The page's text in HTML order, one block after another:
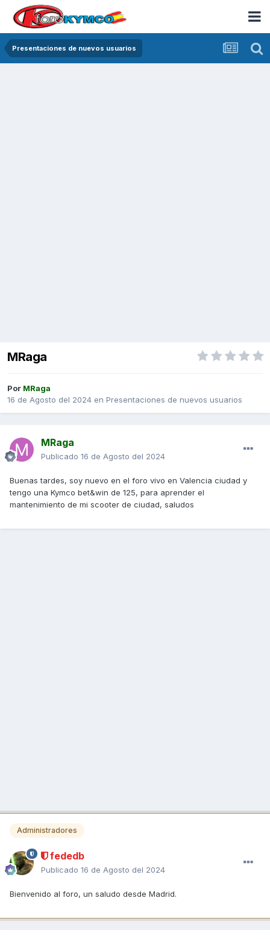
Presentaciones de nuevos usuarios
MRaga
Por MRaga
16 de Agosto del 2024 en Presentaciones de nuevos usuarios
MRaga
Publicado 16 de Agosto del 2024
Buenas tardes, soy nuevo en el foro vivo en Valencia ciudad y
tengo una Kymco bet&win de 125, para aprender el
mantenimiento de mi scooter de ciudad, saludos
Administradores
fededb
Publicado 16 de Agosto del 2024
Bienvenido al foro, un saludo desde Madrid.